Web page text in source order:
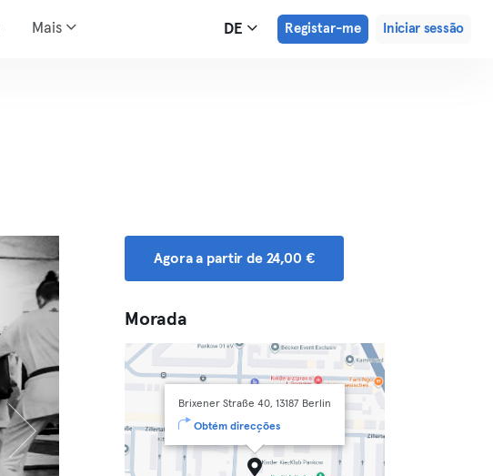
Mais DE Registar-me Iniciar sessão
Agora a partir de 24,00 €
Morada
Brixener Straße 40, 13187 Berlin
Obtém direcções